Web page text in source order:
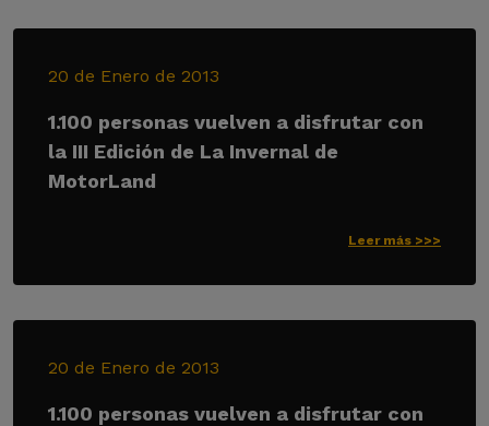
20 de Enero de 2013
1.100 personas vuelven a disfrutar con
la III Edición de La Invernal de
MotorLand
Leer más >>>
20 de Enero de 2013
1.100 personas vuelven a disfrutar con